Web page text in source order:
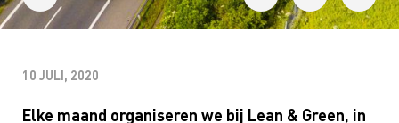
10 JULI, 2020
Elke maand organiseren we bij Lean & Green, in